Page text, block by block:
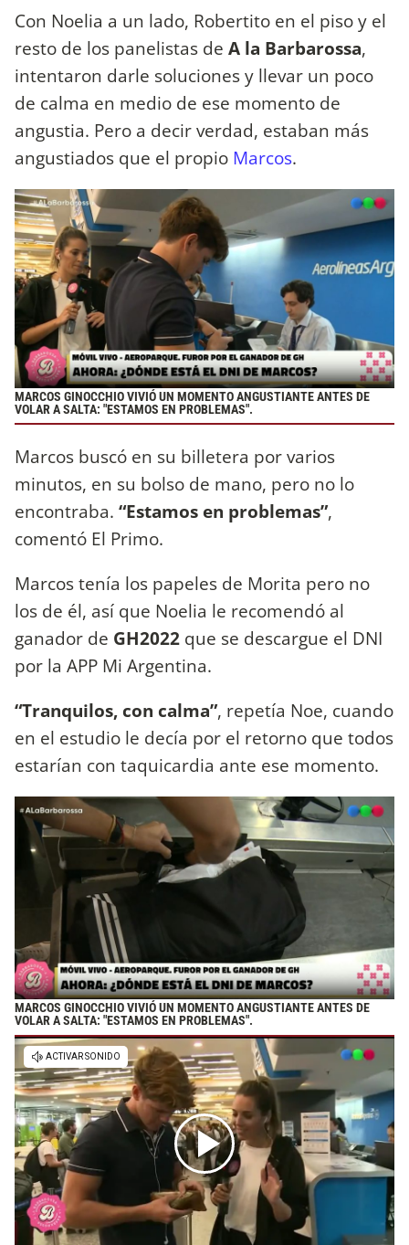
Con Noelia a un lado, Robertito en el piso y el
resto de los panelistas de A la Barbarossa,
intentaron darle soluciones y llevar un poco
de calma en medio de ese momento de
angustia. Pero a decir verdad, estaban más
angustiados que el propio Marcos.
MARCOS GINOCCHIO VIVIÓ UN MOMENTO ANGUSTIANTE ANTES DE
VOLAR A SALTA: "ESTAMOS EN PROBLEMAS".
Marcos buscó en su billetera por varios
minutos, en su bolso de mano, pero no lo
encontraba. “Estamos en problemas”,
comentó El Primo.
Marcos tenía los papeles de Morita pero no
los de él, así que Noelia le recomendó al
ganador de GH2022 que se descargue el DNI
por la APP Mi Argentina.
“Tranquilos, con calma”, repetía Noe, cuando
en el estudio le decía por el retorno que todos
estarían con taquicardia ante ese momento.
MARCOS GINOCCHIO VIVIÓ UN MOMENTO ANGUSTIANTE ANTES DE
VOLAR A SALTA: "ESTAMOS EN PROBLEMAS".